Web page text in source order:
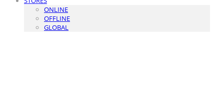
ONLINE
OFFLINE
GLOBAL